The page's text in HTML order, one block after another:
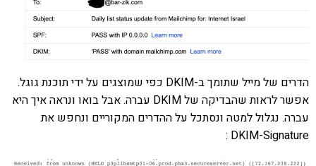
הדרים של מייל שתומך ב-DKIM כפי שמוצגים על ידי תוכנת גוגל.
אפשר לראות שהבדיקה של DKIM עברה. אבל בואו ונראה איך היא
עברה. נגלול למטה ונסתכל על ההדרים המקוריים ונחפש את
DKIM-Signature :